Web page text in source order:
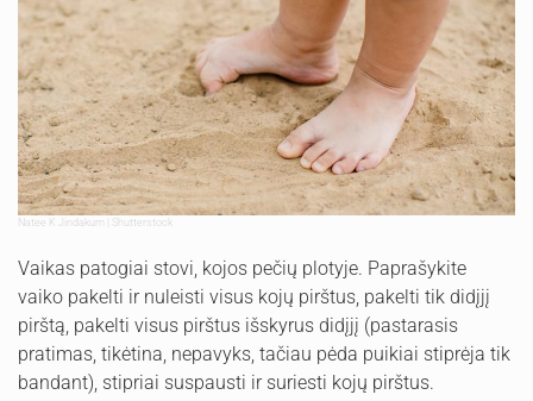
Natee K Jindakum | Shutterstock
Vaikas patogiai stovi, kojos pečių plotyje. Paprašykite
vaiko pakelti ir nuleisti visus kojų pirštus, pakelti tik didįjį
pirštą, pakelti visus pirštus išskyrus didįjį (pastarasis
pratimas, tikėtina, nepavyks, tačiau pėda puikiai stiprėja tik
bandant), stipriai suspausti ir suriesti kojų pirštus.